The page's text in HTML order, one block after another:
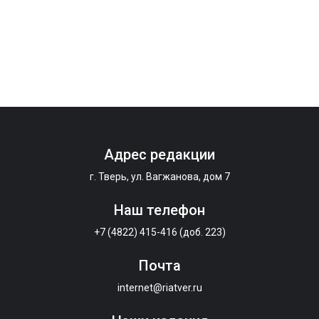
Адрес редакции
г. Тверь, ул. Вагжанова, дом 7
Наш телефон
+7 (4822) 415-416 (доб. 223)
Почта
internet@riatver.ru